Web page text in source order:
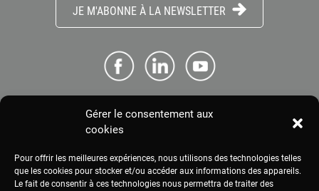
Gérer le consentement aux
cookies
Pour offrir les meilleures expériences, nous utilisons des technologies telles
que les cookies pour stocker et/ou accéder aux informations des appareils.
Le fait de consentir à ces technologies nous permettra de traiter des
JE M'ABONNE À LA NEWSLETTER
ME CONNECTER
ESPACE PRESSE